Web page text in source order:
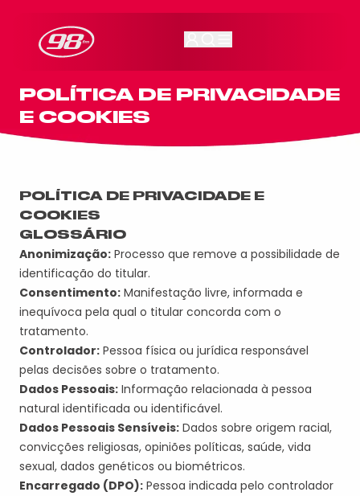
98FM Curitiba
POLÍTICA DE PRIVACIDADE
E COOKIES
POLÍTICA DE PRIVACIDADE E
COOKIES
GLOSSÁRIO
Anonimização: Processo que remove a possibilidade de
identificação do titular.
Consentimento: Manifestação livre, informada e
inequívoca pela qual o titular concorda com o
tratamento.
Controlador: Pessoa física ou jurídica responsável
pelas decisões sobre o tratamento.
Dados Pessoais: Informação relacionada à pessoa
natural identificada ou identificável.
Dados Pessoais Sensíveis: Dados sobre origem racial,
convicções religiosas, opiniões políticas, saúde, vida
sexual, dados genéticos ou biométricos.
Encarregado (DPO): Pessoa indicada pelo controlador